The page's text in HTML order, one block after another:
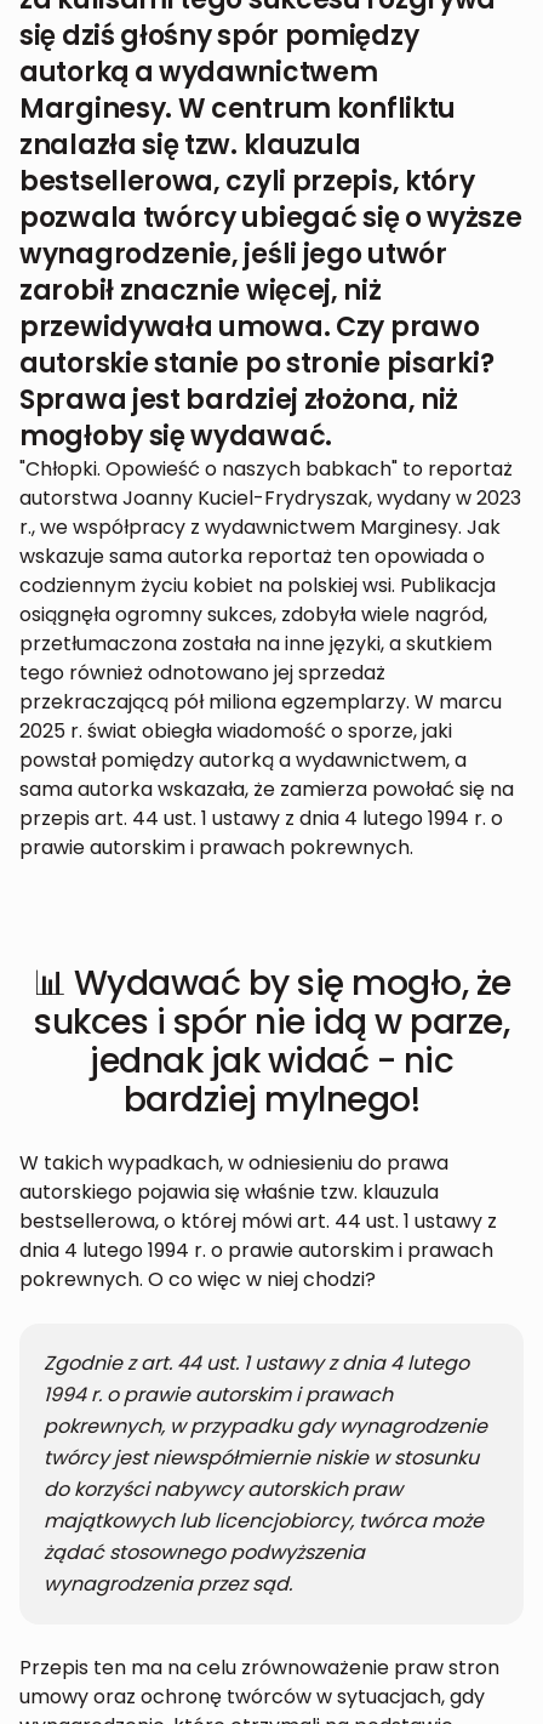
się dziś głośny spór pomiędzy
autorką a wydawnictwem
Marginesy. W centrum konfliktu
znalazła się tzw. klauzula
bestsellerowa, czyli przepis, który
pozwala twórcy ubiegać się o wyższe
wynagrodzenie, jeśli jego utwór
zarobił znacznie więcej, niż
przewidywała umowa. Czy prawo
autorskie stanie po stronie pisarki?
Sprawa jest bardziej złożona, niż
mogłoby się wydawać.
"Chłopki. Opowieść o naszych babkach" to reportaż
autorstwa Joanny Kuciel-Frydryszak, wydany w 2023
r., we współpracy z wydawnictwem Marginesy. Jak
wskazuje sama autorka reportaż ten opowiada o
codziennym życiu kobiet na polskiej wsi. Publikacja
osiągnęła ogromny sukces, zdobyła wiele nagród,
przetłumaczona została na inne języki, a skutkiem
tego również odnotowano jej sprzedaż
przekraczającą pół miliona egzemplarzy. W marcu
2025 r. świat obiegła wiadomość o sporze, jaki
powstał pomiędzy autorką a wydawnictwem, a
sama autorka wskazała, że zamierza powołać się na
przepis art. 44 ust. 1 ustawy z dnia 4 lutego 1994 r. o
prawie autorskim i prawach pokrewnych.
📊 Wydawać by się mogło, że
sukces i spór nie idą w parze,
jednak jak widać - nic
bardziej mylnego!
W takich wypadkach, w odniesieniu do prawa
autorskiego pojawia się właśnie tzw. klauzula
bestsellerowa, o której mówi art. 44 ust. 1 ustawy z
dnia 4 lutego 1994 r. o prawie autorskim i prawach
pokrewnych. O co więc w niej chodzi?
Zgodnie z art. 44 ust. 1 ustawy z dnia 4 lutego
1994 r. o prawie autorskim i prawach
pokrewnych, w przypadku gdy wynagrodzenie
twórcy jest niewspółmiernie niskie w stosunku
do korzyści nabywcy autorskich praw
majątkowych lub licencjobiorcy, twórca może
żądać stosownego podwyższenia
wynagrodzenia przez sąd.
Przepis ten ma na celu zrównoważenie praw stron
umowy oraz ochronę twórców w sytuacjach, gdy